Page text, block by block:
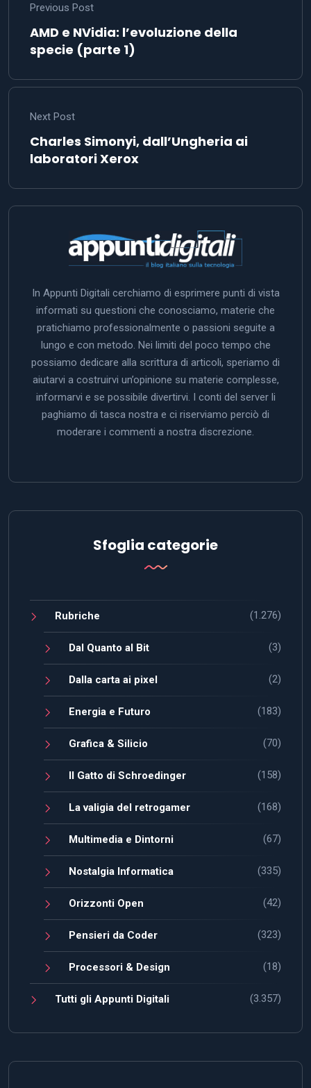
informati su questioni che conosciamo, materie che
pratichiamo professionalmente o passioni seguite a
informarvi e se possibile divertirvi. I conti del server li
paghiamo di tasca nostra e ci riserviamo perciò di
moderare i commenti a nostra discrezione.
Sfoglia categorie
Dal Quanto al Bit (3)
Dalla carta ai pixel (2)
Energia e Futuro
Il Gatto di Schroedinger (158)
La valigia del retrogamer (168)
Multimedia e Dintorni (67)
Nostalgia Informatica (335)
Orizzonti Open (42)
Pensieri da Coder (323)
Processori & Design (18)
Tutti gli Appunti Digitali (3.357)
Programmazione